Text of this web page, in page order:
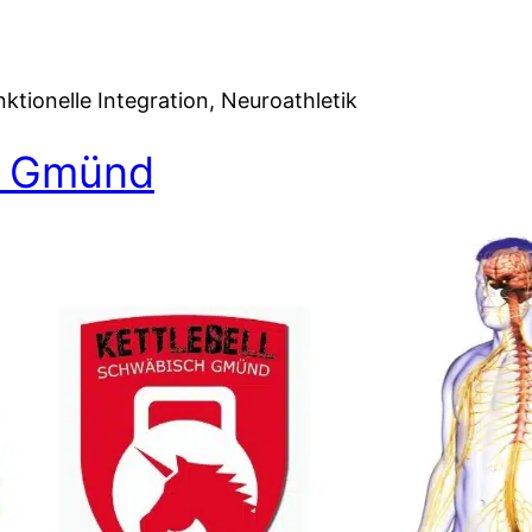
Integration, Neuroathletik